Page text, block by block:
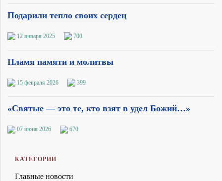
Подарили тепло своих сердец
12 января 2025 700
Пламя памяти и молитвы
15 февраля 2026 399
«Святые — это те, кто взят в удел Божий…»
07 июня 2026 670
КАТЕГОРИИ
Главные новости